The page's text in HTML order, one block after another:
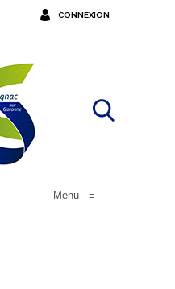
CONNEXION
Menu ≡